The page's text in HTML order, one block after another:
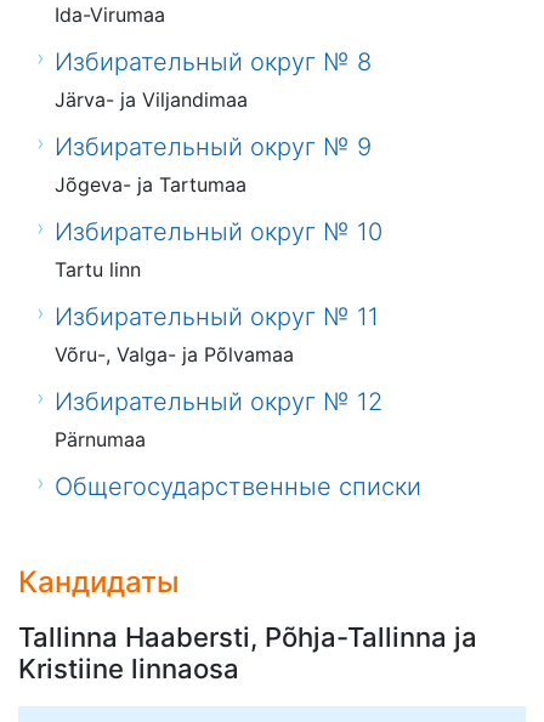
Ida-Virumaa
Избирательный округ № 8
Järva- ja Viljandimaa
Избирательный округ № 9
Jõgeva- ja Tartumaa
Избирательный округ № 10
Tartu linn
Избирательный округ № 11
Võru-, Valga- ja Põlvamaa
Избирательный округ № 12
Pärnumaa
Общегосударственные списки
Кандидаты
Tallinna Haabersti, Põhja-Tallinna ja
Kristiine linnaosa